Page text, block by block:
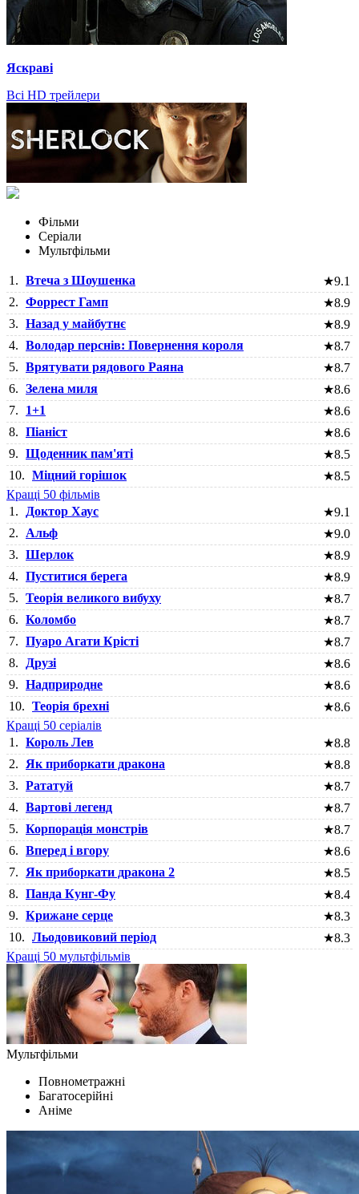
Яскраві
Всі HD трейлери
Фільми
Серіали
Мультфільми
1. Втеча з Шоушенка ★9.1
2. Форрест Гамп ★8.9
3. Назад у майбутнє ★8.9
4. Володар перснів: Повернення короля ★8.7
5. Врятувати рядового Раяна ★8.7
6. Зелена миля ★8.6
7.
1+1 ★8.6
8. Піаніст ★8.6
9. Щоденник пам'яті ★8.5
10. Міцний горішок ★8.5
Кращі 50 фільмів
1.
Доктор Хаус ★9.1
2.
Альф ★9.0
3. Шерлок ★8.9
4. Пуститися берега ★8.9
5. Теорія великого вибуху ★8.7
6. Коломбо ★8.7
7. Пуаро Агати Крісті ★8.7
8.
Друзі ★8.6
9. Надприродне ★8.6
10. Теорія брехні ★8.6
Кращі 50 серіалів
1. Король Лев ★8.8
2.
Як приборкати дракона ★8.8
3. Рататуй ★8.7
4. Вартові легенд ★8.7
5. Корпорація монстрів ★8.7
6. Вперед і вгору ★8.6
7.
Як приборкати дракона 2 ★8.5
8. Панда Кунг-Фу ★8.4
9. Крижане серце ★8.3
10. Льодовиковий період ★8.3
Кращі 50 мультфільмів
Мультфільми
Повнометражні
Багатосерійні
Аніме